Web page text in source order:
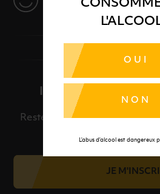
OUI
NON
L’abus d’alcool est dangereux
Des solutions
INSCRIPTION À LA
Restez informé et
JE